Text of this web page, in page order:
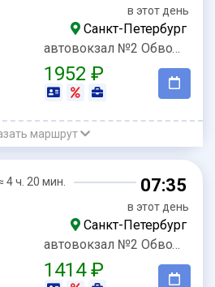
в этот день
Санкт-Петербург
автовокзал №2 Обводный
1952 ₽
маршрут
4 ч. 20 мин. 07:35
в этот день
Санкт-Петербург
автовокзал №2 Обводный
1414 ₽